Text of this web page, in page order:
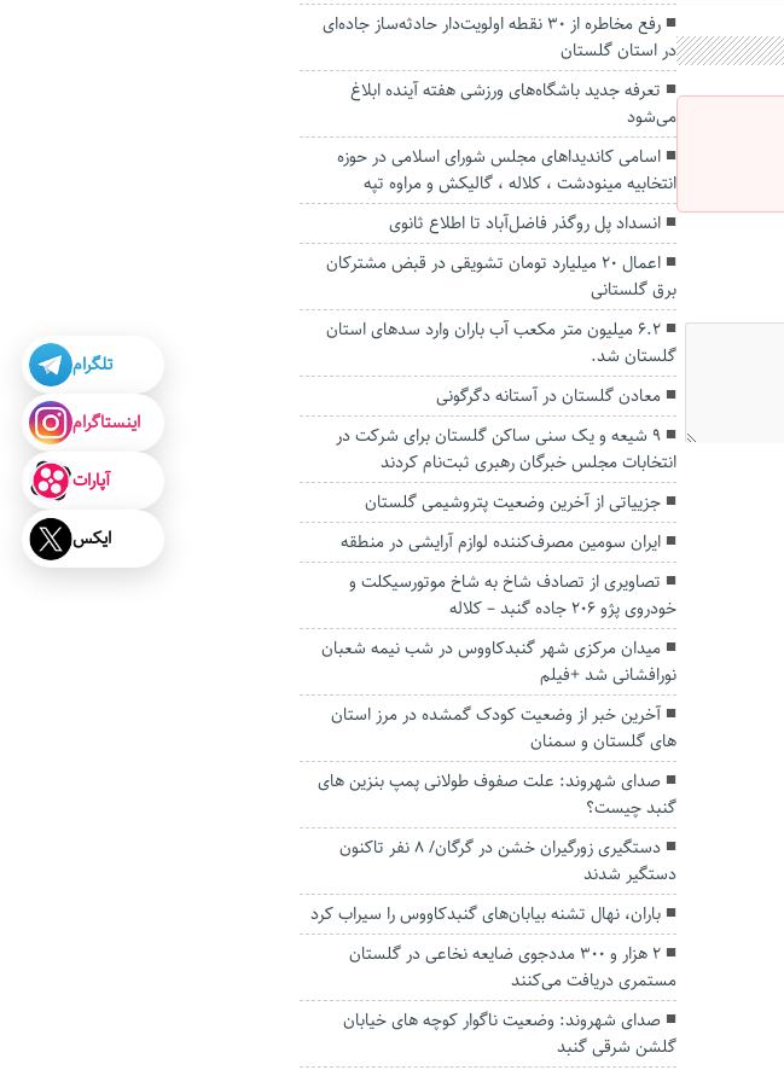
رفع مخاطره از ۳۰ نقطه اولویت‌دار حادثه‌ساز جاده‌ای
در استان گلستان
تعرفه جدید باشگاه‌های ورزشی هفته آینده ابلاغ
می‌شود
اسامی کاندیداهای مجلس شورای اسلامی در حوزه
انتخابیه مینودشت ، کلاله ، گالیکش و مراوه تپه
انسداد پل روگذر فاضل‌آباد تا اطلاع ثانوی
اعمال ۲۰ میلیارد تومان تشویقی در قبض مشترکان
برق گلستانی
۶.۲ میلیون متر مکعب آب باران وارد سدهای استان
گلستان شد.
معادن گلستان در آستانه دگرگونی
۹ شیعه و یک سنی ساکن گلستان برای شرکت در
انتخابات مجلس خبرگان رهبری ثبت‌نام کردند
جزییاتی از آخرین وضعیت پتروشیمی گلستان
ایران سومین مصرف‌کننده لوازم آرایشی در منطقه
تصاویری از تصادف شاخ به شاخ موتورسیکلت و
خودروی پژو ۲۰۶‌ جاده گنبد – کلاله
میدان مرکزی شهر گنبدکاووس در شب نیمه شعبان
نورافشانی شد +فیلم
آخرین خبر از وضعیت کودک گمشده در مرز استان
های گلستان و سمنان
صدای شهروند: علت صفوف طولانی پمپ بنزین های
گنبد چیست؟
دستگیری زورگیران خشن در گرگان/ 8 نفر تاکنون
دستگیر شدند
باران، نهال تشنه بیابان‌های گنبدکاووس را سیراب کرد
2 هزار و ۳۰۰ مددجوی ضایعه نخاعی در گلستان
مستمری دریافت می‌کنند
صدای شهروند: وضعیت ناگوار کوچه های خیابان
گلشن شرقی گنبد
تلگرام
اینستاگرام
آپارات
ایکس